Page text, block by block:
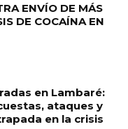
ENVÍO DE MÁS
DE COCAÍNA EN
en Lambaré:
ataques y
en la crisis